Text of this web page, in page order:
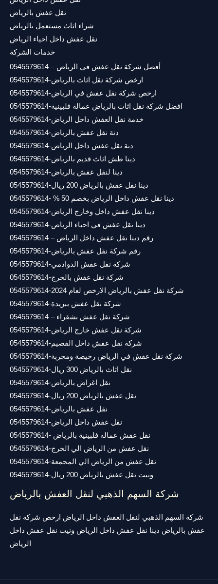
نقل عفش بالرياض
شراء اثاث مستعمل بالرياض
نقل عفش داخل احياء الرياض
خدمات الشركة
أفضل شركة نقل عفش في الرياض – 0545579614
ارخص شركة نقل اثاث بالرياض-0545579614
ارخص شركة نقل عفش في الرياض-0545579614
افضل شركة نقل اثاث بالرياض عمالة فلبينية-0545579614
خدمة نقل العفش داخل الرياض-0545579614
دنة نقل عفش بالرياض-0545579614
دنة نقل عفش داخل الرياض-0545579614
دينا طش اثاث قديم بالرياض-0545579614
دينا لنقل عفش بالرياض-0545579614
دينا نقل عفش بالرياض 200 ريال-0545579614
دينا نقل عفش داخل الرياض بخصم 50 % -0545579614
دينا نقل عفش داخل وخارج الرياض-0545579614
دينا نقل عفش في احياء الرياض-0545579614
رقم دينا نقل عفش داخل الرياض – 0545579614
رقم شركة نقل عفش بالرياض-0545579614
شركة نقل عفش الدوادمي-0545579614
شركة نقل عفش بالخرج-0545579614
شركة نقل عفش بالرياض الارخص لعام 2024-0545579614
شركة نقل عفش ببريدة-0545579614
شركة نقل عفش بشقراء – 0545579614
شركة نقل عفش خارج الرياض-0545579614
شركة نقل عفش داخل القصيم-0545579614
شركة نقل عفش في الرياض رخيصة ومجربة-0545579614
نقل اثاث بالرياض 300 ريال-0545579614
نقل اغراض بالرياض-0545579614
نقل عفش بالرياض 200 ريال-0545579614
نقل عفش بالرياض-0545579614
نقل عفش داخل الرياض-0545579614
نقل عفش عماله فلبينية بالرياض -0545579614
نقل عفش من الرياض الي الخرج-0545579614
نقل عفش من الرياض الي المجمعة-0545579614
ونيت نقل عفش بالرياض 200 ريال-0545579614
شركة السهم الذهبي لنقل العفش بالرياض
شركة السهم الذهبي لنقل العفش داخل الرياض ارخص شركة نقل
عفش بالرياض دينا نقل عفش داخل الرياض ونيت نقل عفش داخل
الرياض